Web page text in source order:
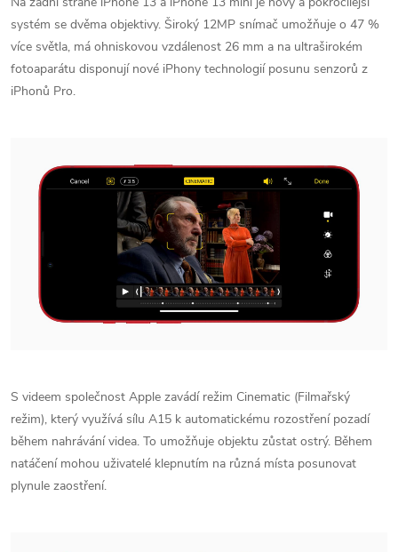
systém se dvěma objektivy. Široký 12MP snímač umožňuje o 47 %
více světla, má ohniskovou vzdálenost 26 mm a na ultraširokém
fotoaparátu disponují nové iPhony technologií posunu senzorů z
iPhonů Pro.
S videem společnost Apple zavádí režim Cinematic (Filmařský
režim), který využívá sílu A15 k automatickému rozostření pozadí
během nahrávání videa. To umožňuje objektu zůstat ostrý. Během
natáčení mohou uživatelé klepnutím na různá místa posunovat
plynule zaostření.